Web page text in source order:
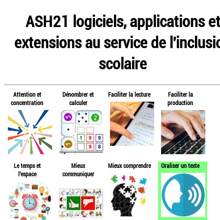
ASH21 logiciels, applications et
extensions au service de
scolaire
Attention et
concentration
Dénombrer et
calculer
Faciliter la lecture
Faciliter la
production
Le temps et
l'espace
Mieux
communiquer
Mieux comprendre Oraliser un texte